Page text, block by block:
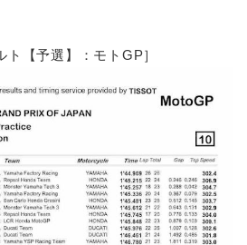
ト【予選】：モトGP］